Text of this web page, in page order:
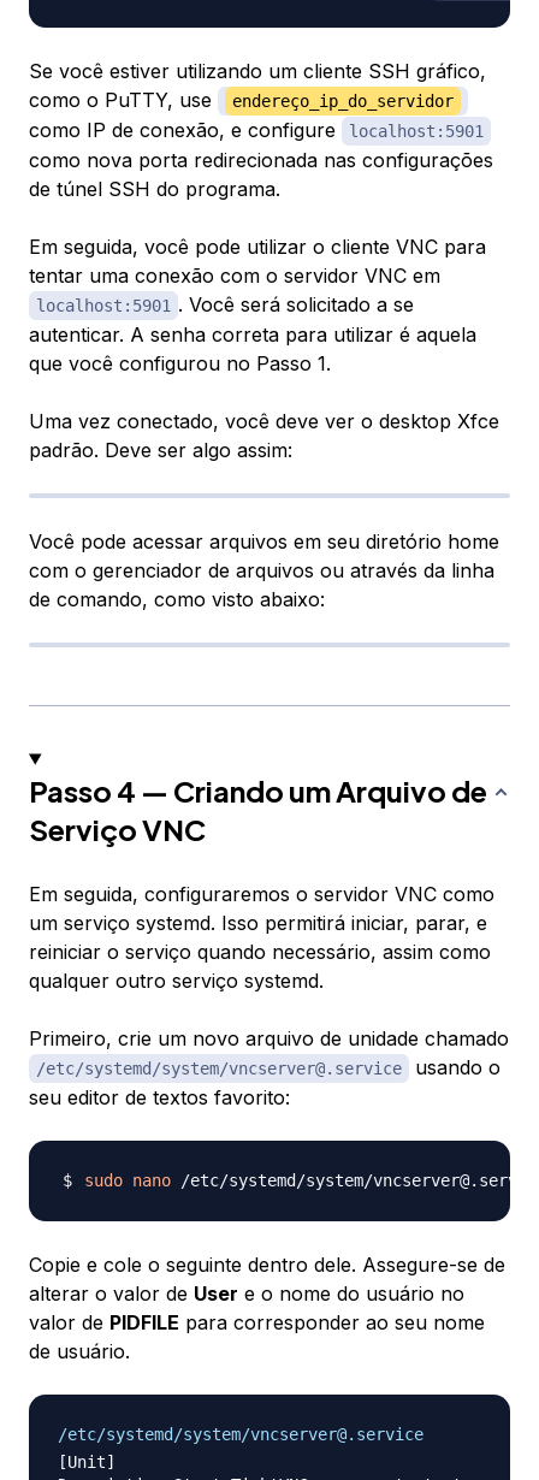
Se você estiver utilizando um cliente SSH gráfico,
como o PuTTY, use
endereço_ip_do_servidor
como IP de conexão, e configure localhost:5901
como nova porta redirecionada nas configurações
de túnel SSH do programa.
Em seguida, você pode utilizar o cliente VNC para
tentar uma conexão com o servidor VNC em
localhost:5901 . Você será solicitado a se
autenticar. A senha correta para utilizar é aquela
que você configurou no Passo 1.
Uma vez conectado, você deve ver o desktop Xfce
padrão. Deve ser algo assim:
Você pode acessar arquivos em seu diretório home
com o gerenciador de arquivos ou através da linha
de comando, como visto abaixo:
Passo 4 — Criando um Arquivo de
Serviço VNC
Em seguida, configuraremos o servidor VNC como
um serviço systemd. Isso permitirá iniciar, parar, e
reiniciar o serviço quando necessário, assim como
qualquer outro serviço systemd.
Primeiro, crie um novo arquivo de unidade chamado
/etc/systemd/system/vncserver@.service
usando o
seu editor de textos favorito:
sudo nano
Copie e cole o seguinte dentro dele. Assegure-se de
alterar o valor de User e o nome do usuário no
valor de PIDFILE para corresponder ao seu nome
de usuário.
/etc/systemd/system/vncserver@.service
[Unit]